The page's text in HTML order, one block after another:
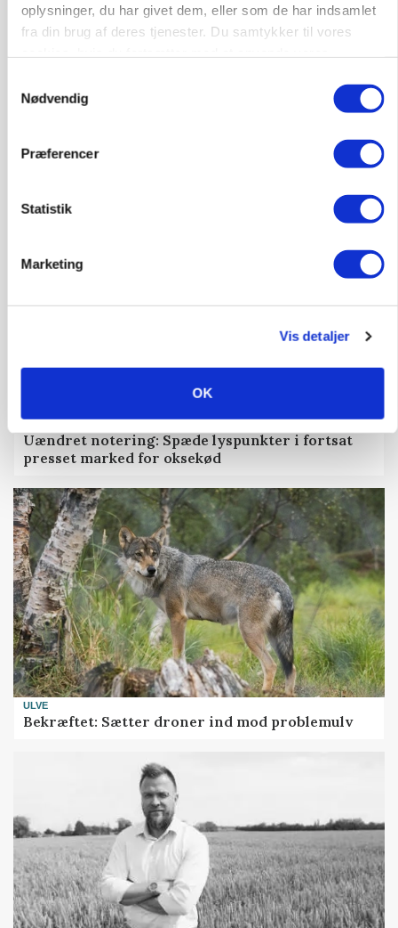
oplysninger, du har givet dem, eller som de har indsamlet
fra din brug af deres tjenester. Du samtykker til vores
Nødvendig
Præferencer
Statistik
Marketing
Vis detaljer
OK
Annonce
Før såmaskinen kører: Her er efterårets største
skadedyrsrisici
Uændret notering: Spæde lyspunkter i fortsat
presset marked for oksekød
ULVE
Bekræftet: Sætter droner ind mod problemulv